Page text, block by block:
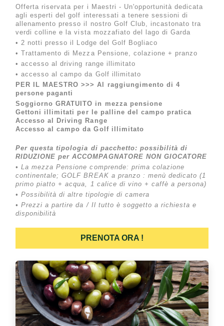
Offerta riservata per i Maestri - Un'opportunità dedicata
agli esperti del golf interessati a tenere sessioni di
allenamento presso il nostro Golf Club, incastonato tra
verdi colline e la vista mozzafiato del lago di Garda
• 2 notti presso il Lodge del Golf Bogliaco
• Trattamento di Mezza Pensione, colazione + pranzo
• accesso al driving range illimitato
• accesso al campo da Golf illimitato
PER IL MAESTRO >>> Al raggiungimento di 4
persone paganti
Soggiorno GRATUITO in mezza pensione
Gettoni illimitati per le palline del campo pratica
Accesso al Driving Range
Accesso al campo da Golf illimitato
Per questa tipologia di pacchetto: possibilità di
RIDUZIONE per ACCOMPAGNATORE NON GIOCATORE
• La mezza Pensione comprende: prima colazione
continentale; GOLF BREAK a pranzo : menù dedicato (1
primo piatto + acqua, 1 calice di vino + caffè a persona)
• Possibilità di altre tipologie di camera
• Prezzi a partire da / Il tutto è soggetto a richiesta e
disponibilità
PRENOTA ORA !